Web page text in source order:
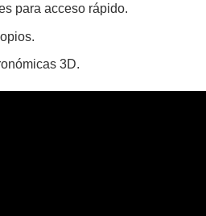
para acceso rápido.
3D.